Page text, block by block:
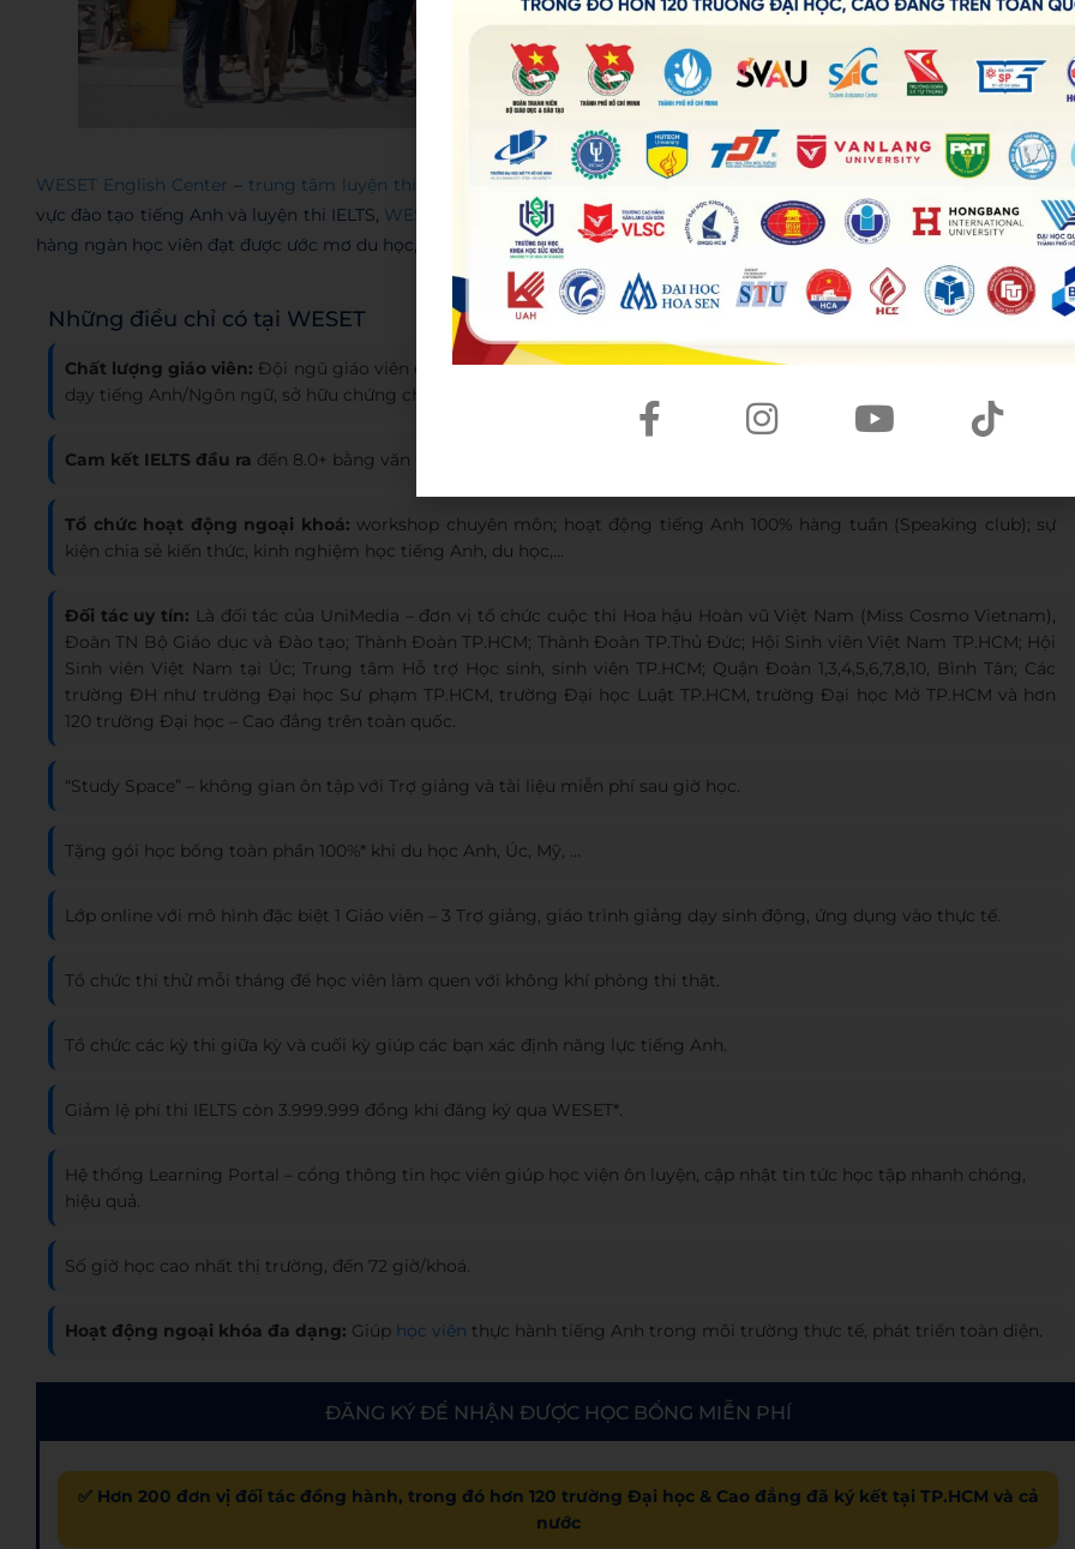
WESET English Center
WESET English Center – trung tâm luyện thi tiếng Anh cam kết đầu ra
tại TP HCM. Với nhiều năm kinh nghiệm trong
vực đào tạo tiếng Anh và luyện thi IELTS, WESET
tự hào là trung tâm luyện thi IELTS, luyện thi TOEIC chuyên sâu uy tín
hàng ngàn học viên đạt được ước mơ du học, định cư và phát triển sự nghiệp
Những điều chỉ có tại WESET
Chất lượng giáo viên: Đội ngũ giáo viên có IELTS từ 7.5+ là Cử nhân trường ĐH Sư phạm/Thạc sĩ chuyên ngành giảng
dạy tiếng Anh/Ngôn ngữ, sở hữu chứng chỉ nghiệp vụ sư phạm/TESOL/CELTA.
Cam kết IELTS đầu ra đến 8.0+ bằng văn bản.
Tổ chức hoạt động ngoại khoá: workshop chuyên môn; hoạt động tiếng Anh 100% hàng tuần (Speaking club); sự
kiện chia sẻ kiến thức, kinh nghiệm học tiếng Anh, du học,…
Đối tác uy tín: Là đối tác của UniMedia – đơn vị tổ chức cuộc thi Hoa hậu Hoàn vũ Việt Nam (Miss Cosmo Vietnam),
Đoàn TN Bộ Giáo dục và Đào tạo; Thành Đoàn TP.HCM; Thành Đoàn TP.Thủ Đức; Hội Sinh viên Việt Nam TP.HCM; Hội
Sinh viên Việt Nam tại Úc; Trung tâm Hỗ trợ Học sinh, sinh viên TP.HCM; Quận Đoàn 1,3,4,5,6,7,8,10, Bình Tân; Các
trường ĐH như trường Đại học Sư phạm TP.HCM, trường Đại học Luật TP.HCM, trường Đại học Mở TP.HCM và hơn
120 trường Đại học – Cao đẳng trên toàn quốc.
“Study Space” – không gian ôn tập với Trợ giảng và tài liệu miễn phí sau giờ học.
Tặng gói học bổng toàn phần 100%* khi du học Anh, Úc, Mỹ, …
Lớp online với mô hình đặc biệt 1 Giáo viên – 3 Trợ giảng, giáo trình giảng dạy sinh động, ứng dụng vào thực tế.
Tổ chức thi thử mỗi tháng để học viên làm quen với không khí phòng thi thật.
Tổ chức các kỳ thi giữa kỳ và cuối kỳ giúp các bạn xác định năng lực tiếng Anh.
Giảm lệ phí thi IELTS còn 3.999.999 đồng khi đăng ký qua WESET*.
Hệ thống Learning Portal – cổng thông tin học viên giúp học viện ôn luyện, cập nhật tin tức học tập nhanh chóng,
hiệu quả.
Số giờ học cao nhất thị trường, đến 72 giờ/khoá.
Hoạt động ngoại khóa đa dạng: Giúp học viên thực hành tiếng Anh trong môi trường thực tế, phát triển toàn diện.
ĐĂNG KÝ ĐỂ NHẬN ĐƯỢC HỌC BỔNG MIỄN PHÍ
✅ Hơn 200 đơn vị đối tác đồng hành, trong đó hơn 120 trường Đại học & Cao đẳng đã ký kết tại TP.HCM và cả
nước